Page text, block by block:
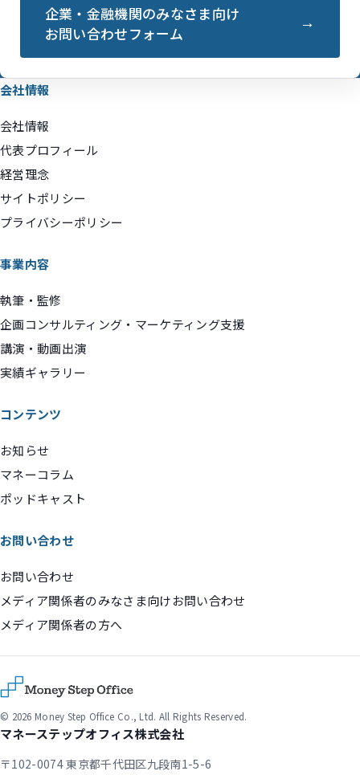
企業・金融機関のみなさま向け
お問い合わせフォーム
会社情報
会社情報
代表プロフィール
経営理念
サイトポリシー
プライバシーポリシー
事業内容
執筆・監修
企画コンサルティング・マーケティング支援
講演・動画出演
実績ギャラリー
コンテンツ
お知らせ
マネーコラム
ポッドキャスト
お問い合わせ
お問い合わせ
メディア関係者のみなさま向けお問い合わせ
メディア関係者の方へ
© 2026 Money Step Office Co., Ltd. All Rights Reserved.
マネーステップオフィス株式会社
〒102-0074 東京都千代田区九段南1-5-6